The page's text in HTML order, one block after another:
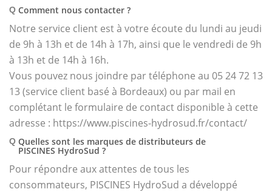
Q Comment nous contacter ?
Notre service client est à votre écoute du lundi au jeudi
de 9h à 13h et de 14h à 17h, ainsi que le vendredi de 9h
à 13h et de 14h à 16h.
Vous pouvez nous joindre par téléphone au 05 24 72 13
13 (service client basé à Bordeaux) ou par mail en
complétant le formulaire de contact disponible à cette
adresse : https://www.piscines-hydrosud.fr/contact/
Q Quelles sont les marques de distributeurs de
PISCINES HydroSud ?
Pour répondre aux attentes de tous les
consommateurs, PISCINES HydroSud a développé